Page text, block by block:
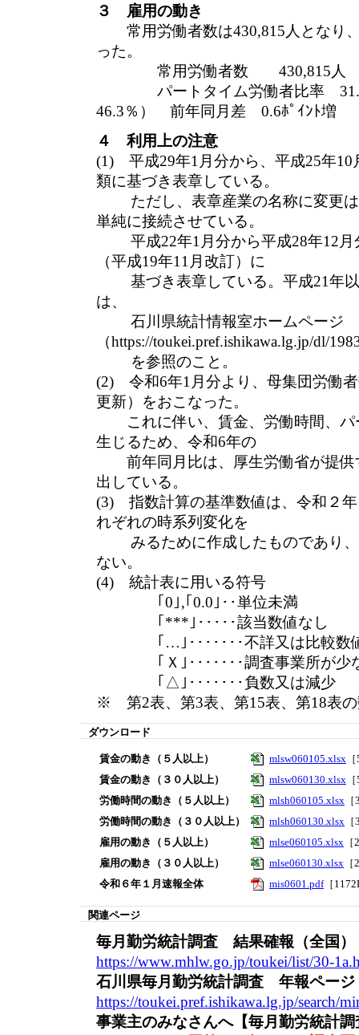
３ 雇用の動き
常用労働者数は430,815人となり
った。
常用労働者数 430,815人
パートタイム労働者比率 31.4
46.3％） 前年同月差 0.6ﾎﾟｲﾝﾄ増
４ 利用上の注意
(1) 平成29年1月分から、平成25年10
類に基づき表章している。
ただし、表章産業の名称に変更は
単純に接続させている。
平成22年1月分から平成28年12月
（平成19年11月改訂）に
基づき表章している。平成21年以
は、
石川県統計情報室ホームページ
（https://toukei.pref.ishikawa.lg.jp/dl/
を参照のこと。
(2) 令和6年1月分より、母集団労働
更新）をおこなった。
これに伴い、賃金、労働時間、パ
生じるため、令和6年の
前年同月比は、厚生労働省が提供
出している。
(3) 指数計算の基準数値は、令和２
れぞれの時系列変化を
みるために作成したものであり、
ない。
(4) 統計表に用いる符号
｢0｣,｢0.0｣･･単位未満
｢***｣･････該当数値なし
｢…｣･･･････不詳又は比較数
｢Ｘ｣･･･････調査事業所が少な
｢△｣･･･････負数又は減少
※ 第2表、第3表、第15表、第18表の
ダウンロード
賃金の動き（５人以上） mlsw060105.xlsx
賃金の動き（３０人以上）
mlsw060130.xlsx
労働時間の動き（５人以上）
mlsh060105.xlsx
労働時間の動き（３０人以上）
mlsh060130.xlsx
雇用の動き（５人以上）
mlse060105.xlsx
雇用の動き（３０人以上）
mlse060130.xlsx
令和６年１月速報全体
mis0601.pdf［
関連ページ
毎月勤労統計調査 結果確報（全国）
https://www.mhlw.go.jp/toukei/list/30-
石川県毎月勤労統計調査 年報ページ
https://toukei.pref.ishikawa.lg.jp/search/
事業主のみなさんへ【毎月勤労統計